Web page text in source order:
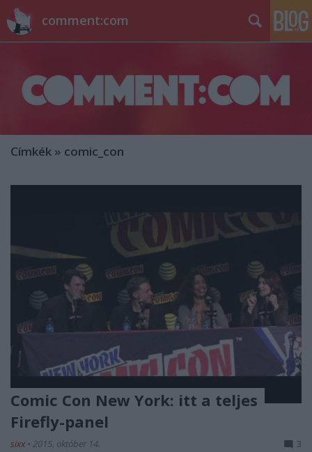
comment:com
Címkék » comic_con
Comic Con New York: itt a teljes
Firefly-panel
sixx • 2015. október 14. 3